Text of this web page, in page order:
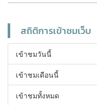
สถิติการเข้าชมเว็บ
เข้าชมวันนี้
เข้าชมเดือนนี้
เข้าชมทั้งหมด